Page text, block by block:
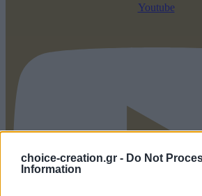
choice-creation.gr - Do Not
Information
Youtube